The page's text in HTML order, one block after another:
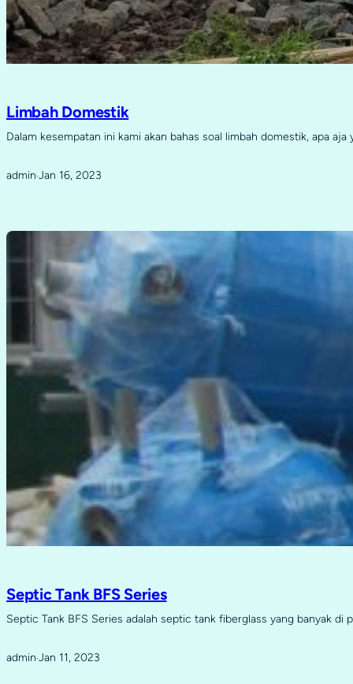
Limbah Domestik
Dalam kesempatan ini kami akan bahas soal limbah domestik, apa aja
admin·Jan 16, 2023
Septic Tank BFS Series
Septic Tank BFS Series adalah septic tank fiberglass yang banyak di
admin·Jan 11, 2023